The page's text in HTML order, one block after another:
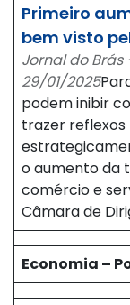
Primeiro
bem visto
Jornal do Brás
29/01/2025
podem inibir
trazer
o aumento da
comércio e
Câmara de
Economia –